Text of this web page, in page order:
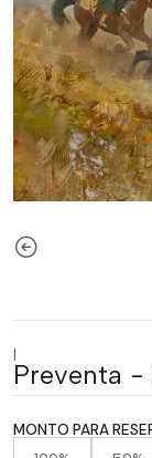
|
Preventa
MONTO PARA